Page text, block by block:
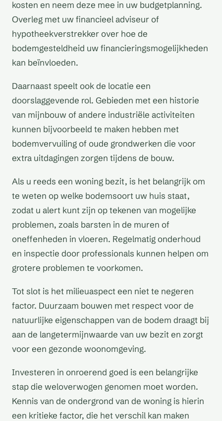
kosten en neem deze mee in uw budgetplanning.
Overleg met uw financieel adviseur of
hypotheekverstrekker over hoe de
bodemgesteldheid uw financieringsmogelijkheden
kan beïnvloeden.
Daarnaast speelt ook de locatie een
doorslaggevende rol. Gebieden met een historie
van mijnbouw of andere industriële activiteiten
kunnen bijvoorbeeld te maken hebben met
bodemvervuiling of oude grondwerken die voor
extra uitdagingen zorgen tijdens de bouw.
Als u reeds een woning bezit, is het belangrijk om
te weten op welke bodemsoort uw huis staat,
zodat u alert kunt zijn op tekenen van mogelijke
problemen, zoals barsten in de muren of
oneffenheden in vloeren. Regelmatig onderhoud
en inspectie door professionals kunnen helpen om
grotere problemen te voorkomen.
Tot slot is het milieuaspect een niet te negeren
factor. Duurzaam bouwen met respect voor de
natuurlijke eigenschappen van de bodem draagt bij
aan de langetermijnwaarde van uw bezit en zorgt
voor een gezonde woonomgeving.
Investeren in onroerend goed is een belangrijke
stap die weloverwogen genomen moet worden.
Kennis van de ondergrond van de woning is hierin
een kritieke factor, die het verschil kan maken